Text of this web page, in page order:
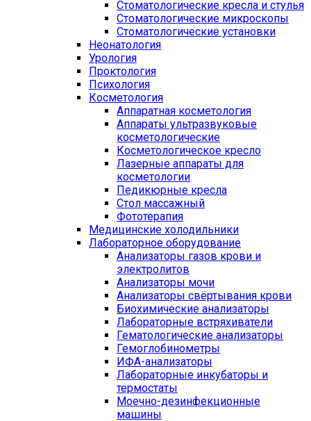
Стоматологические кресла и стулья
Стоматологические микроскопы
Стоматологические установки
Неонатология
Урология
Проктология
Психология
Косметология
Аппаратная косметология
Аппараты ультразвуковые
косметологические
Косметологическое кресло
Лазерные аппараты для
косметологии
Педикюрные кресла
Стол массажный
Фототерапия
Медицинские холодильники
Лабораторное оборудование
Анализаторы газов крови и
электролитов
Анализаторы мочи
Анализаторы свёртывания крови
Биохимические анализаторы
Лабораторные встряхиватели
Гематологические анализаторы
Гемоглобинометры
ИФА-анализаторы
Лабораторные инкубаторы и
термостаты
Моечно-дезинфекционные
машины